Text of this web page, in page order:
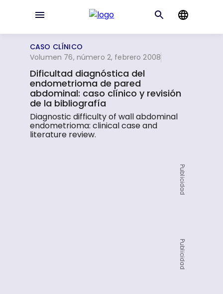
CASO CLÍNICO
Volumen 76, número 2, febrero 2008
Dificultad diagnóstica del
endometrioma de pared
abdominal: caso clínico y revisión
de la bibliografía
Diagnostic difficulty of wall abdominal
endometrioma: clinical case and
literature review.
Publicidad
Publicidad